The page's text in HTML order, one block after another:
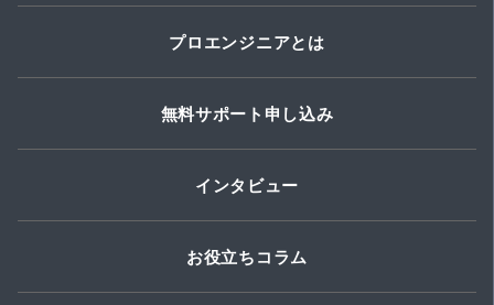
プロエンジニアとは
無料サポート申し込み
インタビュー
お役立ちコラム